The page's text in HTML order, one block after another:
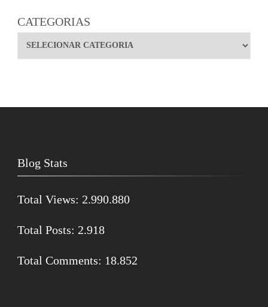
CATEGORIAS
Blog Stats
Total Views: 2.990.880
Total Posts: 2.918
Total Comments: 18.852